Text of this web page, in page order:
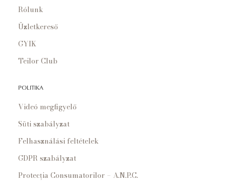
Rólunk
Üzletkereső
GYIK
Teilor Club
POLITIKA
Videó megfigyelő
Süti szabályzat
Felhasználási feltételek
GDPR szabályzat
Protecția Consumatorilor – A.N.P.C.